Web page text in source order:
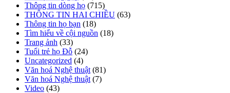
Thông tin dòng họ (715)
THÔNG TIN HAI CHIỀU (63)
Thông tin họ bạn (18)
Tìm hiểu về cội nguồn (18)
Trang ảnh (33)
Tuổi trẻ họ Đỗ (24)
Uncategorized (4)
Văn hoá Nghệ thuật (81)
Văn hoá Nghệ thuật (7)
Video (43)